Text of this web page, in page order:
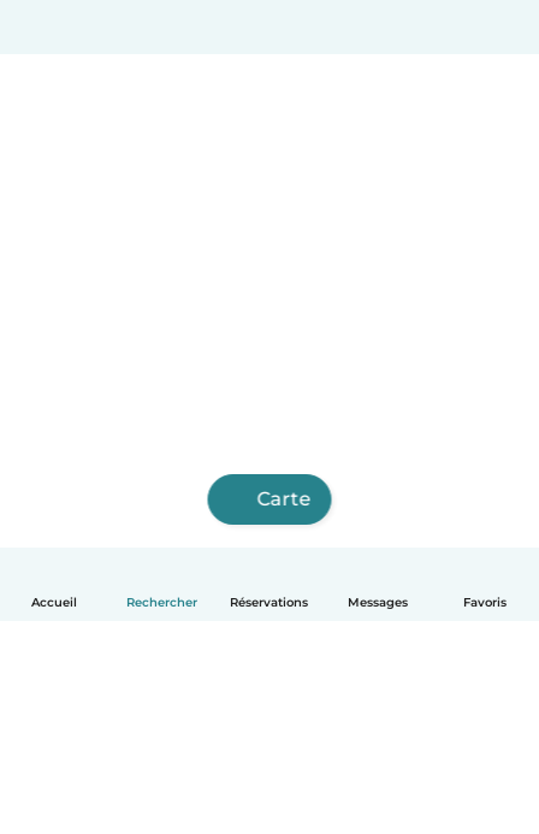
Accueil Rechercher Réservations Messages Favoris
Carte